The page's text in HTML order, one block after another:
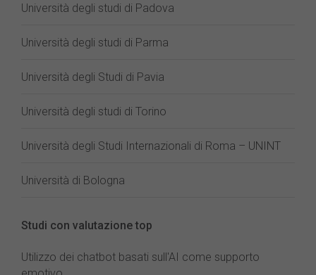
Università degli studi di Padova
Università degli studi di Parma
Università degli Studi di Pavia
Università degli studi di Torino
Università degli Studi Internazionali di Roma – UNINT
Università di Bologna
Studi con valutazione top
Utilizzo dei chatbot basati sull'AI come supporto